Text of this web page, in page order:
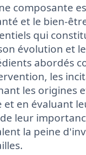
composante
et le bien-
qui
évolution et
abordés
les
les origines
en évaluant
leur
la peine